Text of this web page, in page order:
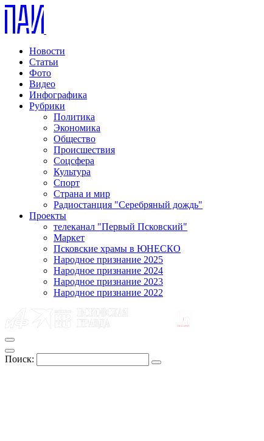
Новости
Статьи
Фото
Видео
Инфографика
Рубрики
Политика
Экономика
Общество
Происшествия
Соцсфера
Культура
Спорт
Страна и мир
Радиостанция "Серебряный дождь"
Проекты
телеканал "Первый Псковский"
Маркет
Псковские храмы в ЮНЕСКО
Народное признание 2025
Народное признание 2024
Народное признание 2023
Народное признание 2022
Поиск: